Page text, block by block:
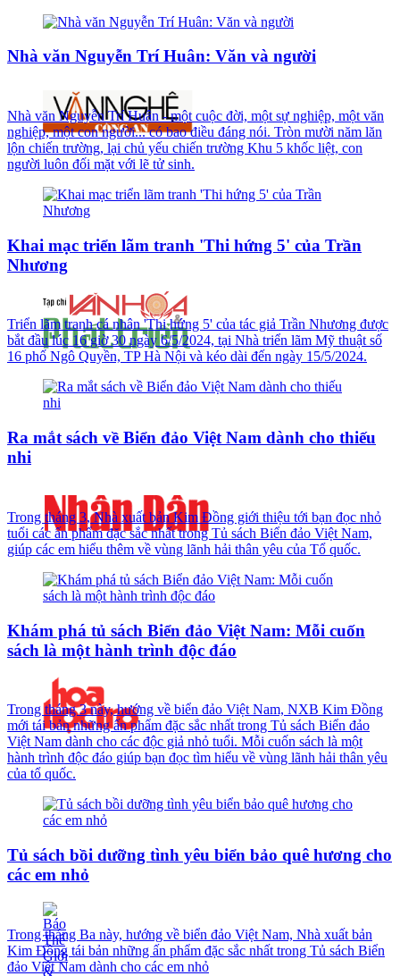
Nhà văn Nguyễn Trí Huân: Văn và người
Nhà văn Nguyễn Trí Huân - một cuộc đời, một sự nghiệp, một văn
nghiệp, một con người... có bao điều đáng nói. Tròn mười năm lăn
lộn chiến trường, lại chủ yếu chiến trường Khu 5 khốc liệt, con
người luôn đối mặt với lẽ tử sinh.
Khai mạc triển lãm tranh 'Thi hứng 5' của Trần
Nhương
Triển lãm tranh cá nhân 'Thi hứng 5' của tác giả Trần Nhương được
bắt đầu lúc 16 giờ 30 ngày 6/5/2024, tại Nhà triển lãm Mỹ thuật số
16 phố Ngô Quyền, TP Hà Nội và kéo dài đến ngày 15/5/2024.
Ra mắt sách về Biển đảo Việt Nam dành cho thiếu
nhi
Trong tháng 3, Nhà xuất bản Kim Đồng giới thiệu tới bạn đọc nhỏ
tuổi các ấn phẩm đặc sắc nhất trong Tủ sách Biển đảo Việt Nam,
giúp các em hiểu thêm về vùng lãnh hải thân yêu của Tổ quốc.
Khám phá tủ sách Biển đảo Việt Nam: Mỗi cuốn
sách là một hành trình độc đáo
Trong tháng 3 này, hướng về biển đảo Việt Nam, NXB Kim Đồng
mới tái bản những ấn phẩm đặc sắc nhất trong Tủ sách Biển đảo
Việt Nam dành cho các độc giả nhỏ tuổi. Mỗi cuốn sách là một
hành trình độc đáo giúp bạn đọc tìm hiểu về vùng lãnh hải thân yêu
của tổ quốc.
Tủ sách bồi dưỡng tình yêu biển bảo quê hương cho
các em nhỏ
Trong tháng Ba này, hướng về biển đảo Việt Nam, Nhà xuất bản
Kim Đồng tái bản những ấn phẩm đặc sắc nhất trong Tủ sách Biển
đảo Việt Nam dành cho các em nhỏ